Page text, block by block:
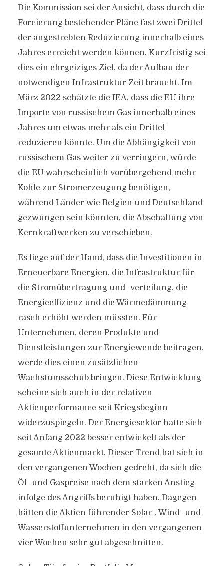
Die Kommission sei der Ansicht, dass durch die
Forcierung bestehender Pläne fast zwei Drittel
der angestrebten Reduzierung innerhalb eines
Jahres erreicht werden können. Kurzfristig sei
dies ein ehrgeiziges Ziel, da der Aufbau der
notwendigen Infrastruktur Zeit braucht. Im
März 2022 schätzte die IEA, dass die EU ihre
Importe von russischem Gas innerhalb eines
Jahres um etwas mehr als ein Drittel
reduzieren könnte. Um die Abhängigkeit von
russischem Gas weiter zu verringern, würde
die EU wahrscheinlich vorübergehend mehr
Kohle zur Stromerzeugung benötigen,
während Länder wie Belgien und Deutschland
gezwungen sein könnten, die Abschaltung von
Kernkraftwerken zu verschieben.
Es liege auf der Hand, dass die Investitionen in
Erneuerbare Energien, die Infrastruktur für
die Stromübertragung und -verteilung, die
Energieeffizienz und die Wärmedämmung
rasch erhöht werden müssten. Für
Unternehmen, deren Produkte und
Dienstleistungen zur Energiewende beitragen,
werde dies einen zusätzlichen
Wachstumsschub bringen. Diese Entwicklung
scheine sich auch in der relativen
Aktienperformance seit Kriegsbeginn
widerzuspiegeln. Der Energiesektor hatte sich
seit Anfang 2022 besser entwickelt als der
gesamte Aktienmarkt. Dieser Trend hat sich in
den vergangenen Wochen gedreht, da sich die
Öl- und Gaspreise nach dem starken Anstieg
infolge des Angriffs beruhigt haben. Dagegen
hätten die Aktien führender Solar-, Wind- und
Wasserstoffunternehmen in den vergangenen
vier Wochen sehr gut abgeschnitten.